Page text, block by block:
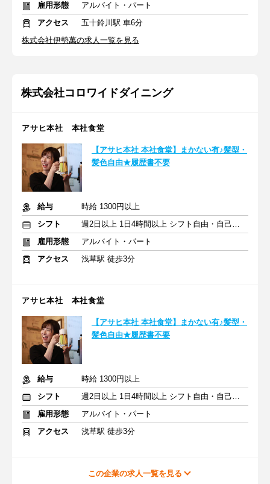
雇用形態
アルバイト・パート
アクセス
五十鈴川駅 車6分
株式会社伊勢萬の求人一覧を見る
株式会社コロワイドダイニング
アサヒ本社 本社食堂
【アサヒ本社 本社食堂】まかない有♪髪型・
髪色自由★履歴書不要
給与
時給 1300円以上
シフト
週2日以上 1日4時間以上 シフト自由・自己申告
雇用形態
アルバイト・パート
アクセス
浅草駅 徒歩3分
アサヒ本社 本社食堂
【アサヒ本社 本社食堂】まかない有♪髪型・
髪色自由★履歴書不要
給与
時給 1300円以上
シフト
週2日以上 1日4時間以上 シフト自由・自己申告
雇用形態
アルバイト・パート
アクセス
浅草駅 徒歩3分
この企業の求人一覧を見る